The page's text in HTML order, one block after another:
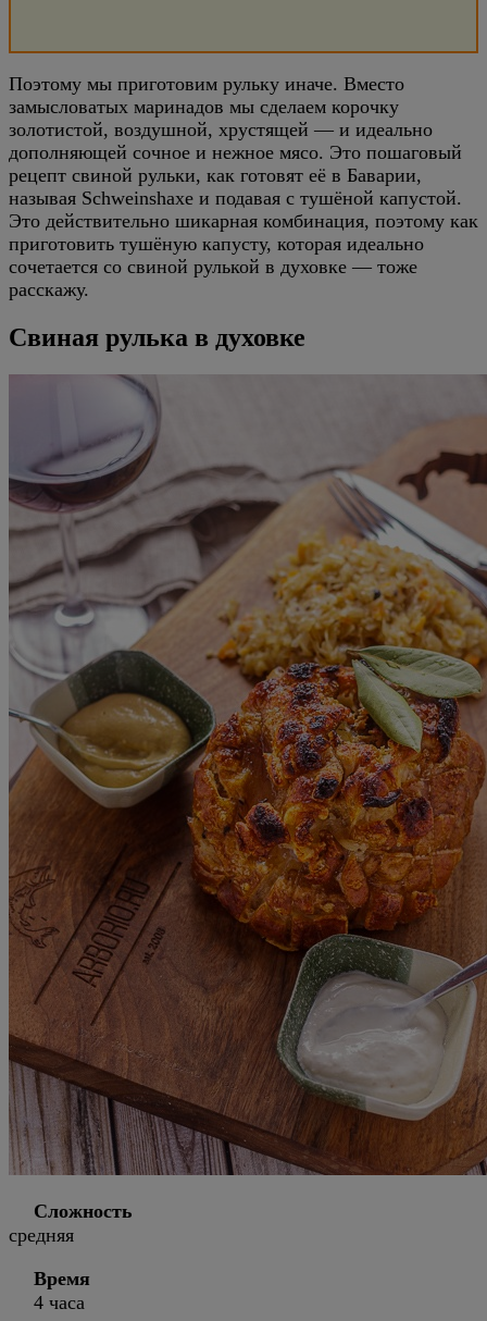
Поэтому мы приготовим рульку иначе. Вместо
замысловатых маринадов мы сделаем корочку
золотистой, воздушной, хрустящей — и идеально
дополняющей сочное и нежное мясо. Это пошаговый
рецепт свиной рульки, как готовят её в Баварии,
называя Schweinshaxe и подавая с тушёной капустой.
Это действительно шикарная комбинация, поэтому как
приготовить тушёную капусту, которая идеально
сочетается со свиной рулькой в духовке — тоже
расскажу.
Свиная рулька в духовке
Сложность
средняя
Время
4 часа